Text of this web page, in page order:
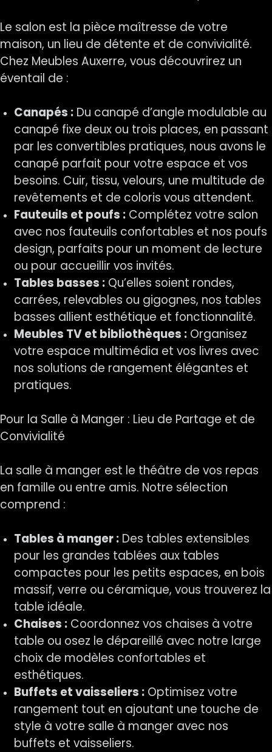
Le salon est la pièce maîtresse de votre
maison, un lieu de détente et de convivialité.
Chez Meubles Auxerre, vous découvrirez un
éventail de :
Canapés :Du canapé d’angle modulable au
canapé fixe deux ou trois places, en passant
par les convertibles pratiques, nous avons le
canapé parfait pour votre espace et vos
besoins. Cuir, tissu, velours, une multitude de
revêtements et de coloris vous attendent.
Fauteuils et poufs :Complétez votre salon
avec nos fauteuils confortables et nos poufs
design, parfaits pour un moment de lecture
ou pour accueillir vos invités.
Tables basses :Qu’elles soient rondes,
carrées, relevables ou gigognes, nos tables
basses allient esthétique et fonctionnalité.
Meubles TV et bibliothèques :Organisez
votre espace multimédia et vos livres avec
nos solutions de rangement élégantes et
pratiques.
Pour la Salle à Manger : Lieu de Partage et de
Convivialité
La salle à manger est le théâtre de vos repas
en famille ou entre amis. Notre sélection
comprend :
Tables à manger :Des tables extensibles
pour les grandes tablées aux tables
compactes pour les petits espaces, en bois
massif, verre ou céramique, vous trouverez la
table idéale.
Chaises :Coordonnez vos chaises à votre
table ou osez le dépareillé avec notre large
choix de modèles confortables et
esthétiques.
Buffets et vaisseliers :Optimisez votre
rangement tout en ajoutant une touche de
style à votre salle à manger avec nos
buffets et vaisseliers.